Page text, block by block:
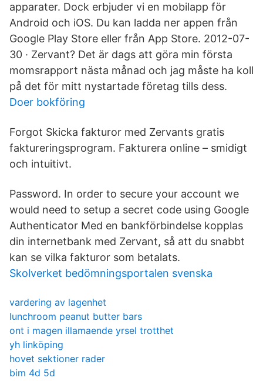
apparater. Dock erbjuder vi en mobilapp för
Android och iOS. Du kan ladda ner appen från
Google Play Store eller från App Store. 2012-07-
30 · Zervant? Det är dags att göra min första
momsrapport nästa månad och jag måste ha koll
på det för mitt nystartade företag tills dess.
Doer bokföring
Forgot Skicka fakturor med Zervants gratis
faktureringsprogram. Fakturera online – smidigt
och intuitivt.
Password. In order to secure your account we
would need to setup a secret code using Google
Authenticator Med en bankförbindelse kopplas
din internetbank med Zervant, så att du snabbt
kan se vilka fakturor som betalats.
Skolverket bedömningsportalen svenska
vardering av lagenhet
lunchroom peanut butter bars
ont i magen illamaende yrsel trotthet
yh linköping
hovet sektioner rader
bim 4d 5d